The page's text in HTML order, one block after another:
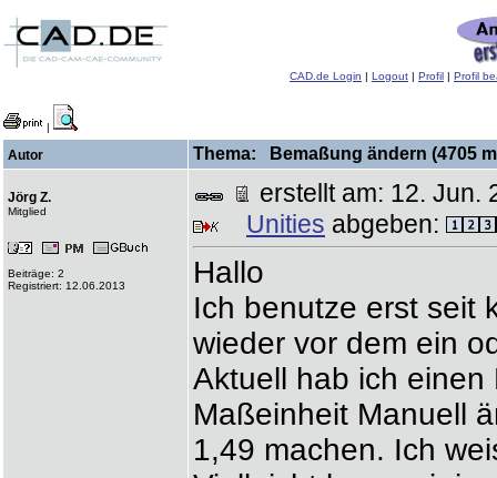
CAD.de Login | Logout | Profil | Profil
|
Autor Thema: Bemaßung ändern (4705
Jörg Z.
Mitglied
Beiträge: 2
Registriert: 12.06.2013
erstellt am: 12.
Unities abgeben:
Hallo
Ich benutze erst seit
wieder vor dem ein
Aktuell hab ich
Maßeinheit Manuell
1,49 machen. Ich